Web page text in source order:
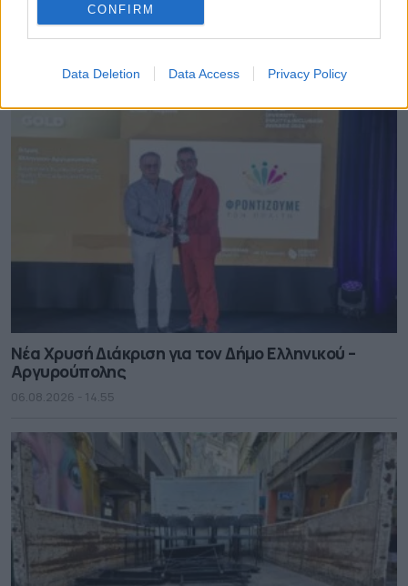
CONFIRM
Data Deletion Data Access Privacy Policy
Η Πάρος στηρίζει τους εκπαιδευτικούς της
Νέα Χρυσή Διάκριση για τον Δήμο Ελληνικού –
Αργυρούπολης
06.08.2026 - 14.55